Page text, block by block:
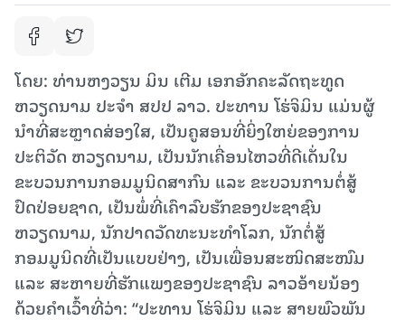
ໂດຍ: ທ່ານຫງວຽນ ມິນ ເຕີມ ເອກອັກຄະລັດຖະທູດ
ຫວຽດນາມ ປະຈຳ ສປປ ລາວ. ປະທານ ໂຮ່ຈິມິນ ແມ່ນຜູ້
ນໍາທີ່ສະຫຼາດສ່ອງໃສ, ເປັນຄູສອນທີ່ຍິ່ງໃຫຍ່ຂອງການ
ປະຕິວັດ ຫວຽດນາມ, ເປັນນັກເຄື່ອນໄຫວທີ່ດີເດັ່ນໃນ
ຂະບວນການກອມມູນິດສາກົນ ແລະ ຂະບວນການຕໍ່ສູ້
ປົດປ່ອຍຊາດ, ເປັນພໍ່ທີ່ເຄົາລົບຮັກຂອງປະຊາຊົນ
ຫວຽດນາມ, ນັກປາດວັດທະນະທຳໂລກ, ນັກຕໍ່ສູ້
ກອມມູນິດທີ່ເປັນແບບຢ່າງ, ເປັນເພື່ອນສະໜິດສະໜົມ
ແລະ ສະຫາຍທີ່ຮັກແພງຂອງປະຊາຊົນ ລາວອ້າຍນ້ອງ
ດ້ວຍຄໍາເວົ້າທີ່ວ່າ: “ປະທານ ໂຮ່ຈິມິນ ແລະ ສາຍພົວພັນ